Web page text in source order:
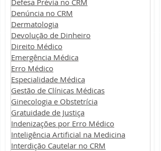
Defesa Prévia no CRM
Denúncia no CRM
Dermatologia
Devolução de Dinheiro
Direito Médico
Emergência Médica
Erro Médico
Especialidade Médica
Gestão de Clínicas Médicas
Ginecologia e Obstetrícia
Gratuidade de Justiça
Indenizações por Erro Médico
Inteligência Artificial na Medicina
Interdição Cautelar no CRM